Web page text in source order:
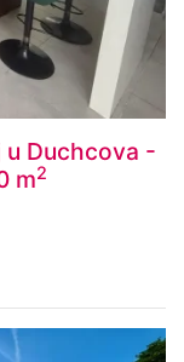
u Duchcova -
m2